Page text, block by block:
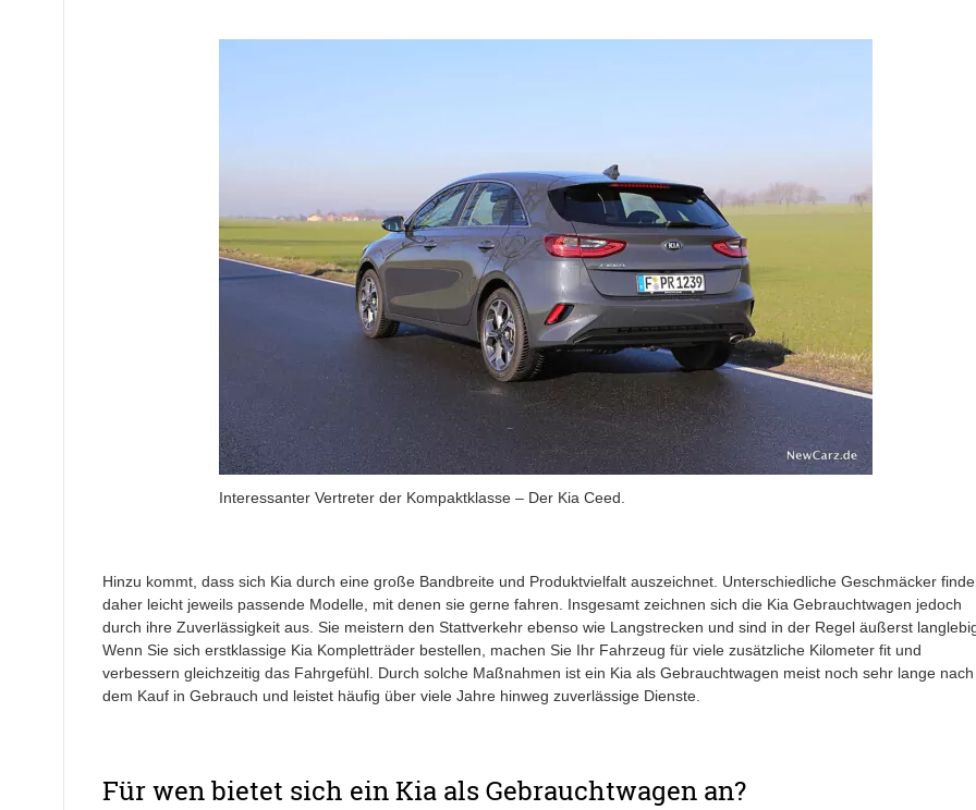
Interessanter Vertreter der Kompaktklasse – Der Kia Ceed.
Hinzu kommt, dass sich Kia durch eine große Bandbreite und Produktvielfalt auszeichnet. Unterschiedliche Geschmäcker
daher leicht jeweils passende Modelle, mit denen sie gerne fahren. Insgesamt zeichnen sich die Kia Gebrauchtwagen jedoch
durch ihre Zuverlässigkeit aus. Sie meistern den Stattverkehr ebenso wie Langstrecken und sind in der Regel äußerst
Wenn Sie sich erstklassige Kia Kompletträder bestellen, machen Sie Ihr Fahrzeug für viele zusätzliche Kilometer fit und
verbessern gleichzeitig das Fahrgefühl. Durch solche Maßnahmen ist ein Kia als Gebrauchtwagen meist noch sehr lange nach
dem Kauf in Gebrauch und leistet häufig über viele Jahre hinweg zuverlässige Dienste.
Für wen bietet sich ein Kia als Gebrauchtwagen an?